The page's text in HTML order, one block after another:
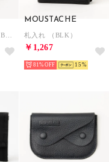
三つ折り小銭入れ （BLK）
MOUSTACHE
札入れ （BLK）
￥1,267
81% 15